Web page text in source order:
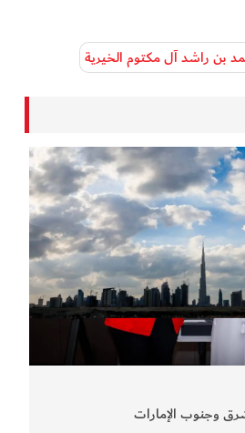
بن راشد آل مكتوم الخيرية
وجنوب الإمارات